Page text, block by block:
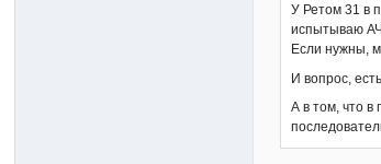
У Ретом 31 в
испытываю
Если нужны,
И вопрос,
А в том, что в